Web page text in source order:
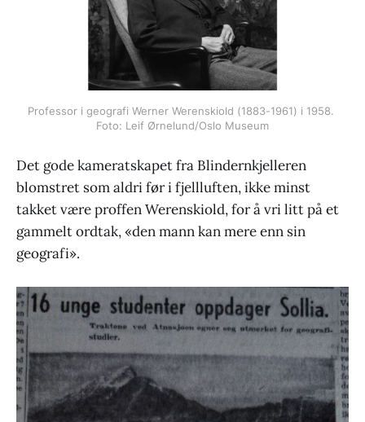
Professor i geografi Werner Werenskiold (1883-1961) i 1958.
Foto: Leif Ørnelund/Oslo Museum
Det gode kameratskapet fra Blindernkjelleren
blomstret som aldri før i fjellluften, ikke minst
takket være proffen Werenskiold, for å vri litt på et
gammelt ordtak, «den mann kan mere enn sin
geografi».